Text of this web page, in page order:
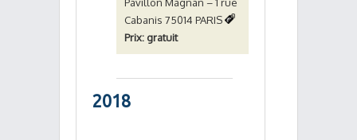
Cabanis 75014 PARIS
Prix: gratuit
2018